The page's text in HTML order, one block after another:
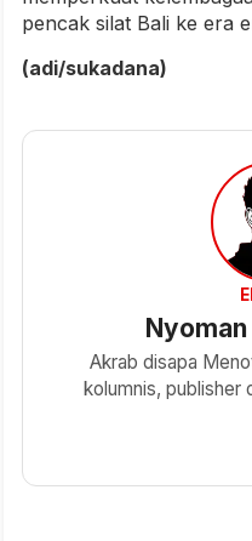
pencak silat Bali ke era
(adi/sukadana)
Akrab disapa
kolumnis, publisher